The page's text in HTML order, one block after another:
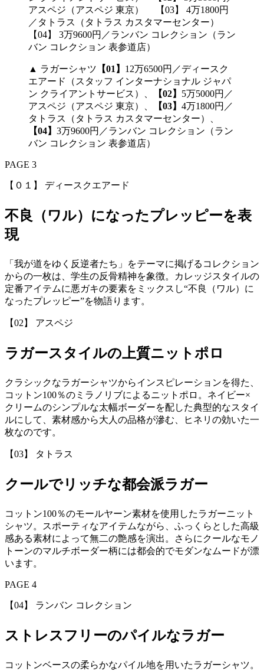
▲ ラガーシャツ 【01】 12万6500円／ディースク
エアード（スタッフ インターナショナル ジャパ
ン クライアントサービス）、
【02】 5万5000円／
アスペジ（アスペジ 東京）、
【03】 4万1800円／
タトラス（タトラス カスタマーセンター）、
【04】 3万9600円／ランバン コレクション（ラン
バン コレクション 表参道店）
PAGE 3
【０１】 ディースクエアード
不良（ワル）になったプレッピーを表
現
「我が道をゆく反逆者たち」をテーマに掲げるコレクション
からの一枚は、学生の反骨精神を象徴。カレッジスタイルの
定番アイテムに悪ガキの要素をミックスし“不良（ワル）に
なったプレッピー”を物語ります。
【02】 アスペジ
ラガースタイルの上質ニットポロ
クラシックなラガーシャツからインスピレーションを得た、
コットン100％のミラノリブによるニットポロ。ネイビー×
クリームのシンプルな太幅ボーダーを配した典型的なスタイ
ルにして、素材感から大人の品格が滲む、ヒネリの効いた一
枚なのです。
【03】 タトラス
クールでリッチな都会派ラガー
コットン100％のモールヤーン素材を使用したラガーニット
シャツ。スポーティなアイテムながら、ふっくらとした高級
感ある素材によって無二の艶感を演出。さらにクールなモノ
トーンのマルチボーダー柄には都会的でモダンなムードが漂
います。
PAGE 4
【04】 ランバン コレクション
ストレスフリーのパイルなラガー
コットンベースの柔らかなパイル地を用いたラガーシャツ。